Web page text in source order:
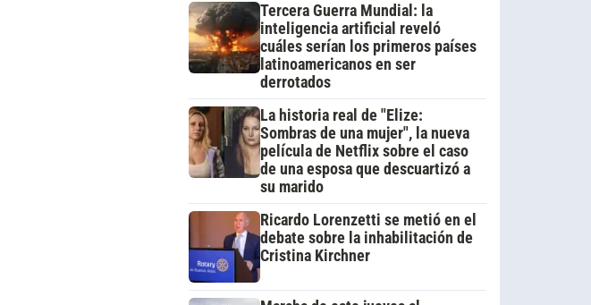
Tercera Guerra Mundial: la
inteligencia artificial reveló
cuáles serían los primeros países
latinoamericanos en ser
derrotados
La historia real de "Elize:
Sombras de una mujer", la nueva
película de Netflix sobre el caso
de una esposa que descuartizó a
su marido
Ricardo Lorenzetti se metió en el
debate sobre la inhabilitación de
Cristina Kirchner